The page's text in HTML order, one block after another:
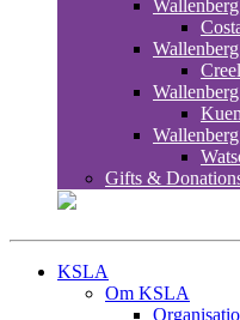
Gifts &
KSLA
Om KSLA